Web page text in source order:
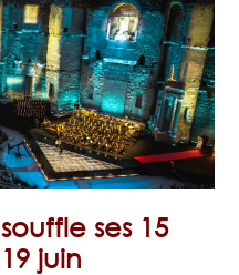
ses 15
juin